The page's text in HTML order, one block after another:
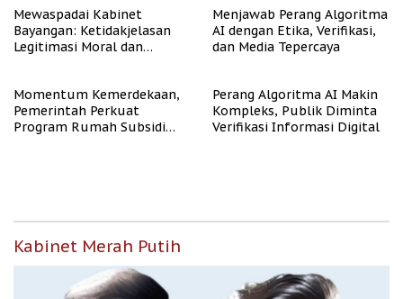
Mewaspadai Kabinet
Bayangan: Ketidakjelasan
Legitimasi Moral dan
Menjawab Perang Algoritma
AI dengan Etika, Verifikasi,
dan Media Tepercaya
Momentum Kemerdekaan,
Pemerintah Perkuat
Program Rumah Subsidi
Perang Algoritma AI Makin
Kompleks, Publik Diminta
Verifikasi Informasi Digital
Kabinet Merah Putih